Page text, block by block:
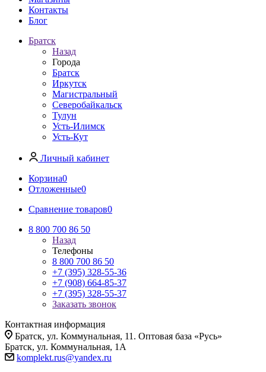
Контакты
Блог
Братск
Назад
Города
Братск
Иркутск
Магистральный
Северобайкальск
Тулун
Усть-Илимск
Усть-Кут
Личный кабинет
Корзина0
Отложенные0
Сравнение товаров0
8 800 700 86 50
Назад
Телефоны
8 800 700 86 50
+7 (395) 328-55-36
+7 (908) 664-85-37
+7 (395) 328-55-37
Заказать звонок
Контактная информация
Братск, ул. Коммунальная, 11. Оптовая база «Русь»
Братск, ул. Коммунальная, 1А
komplekt.rus@yandex.ru